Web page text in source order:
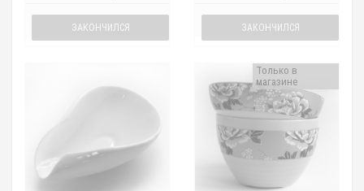
ЗАКОНЧИЛСЯ ЗАКОНЧИЛСЯ
Только в
магазине